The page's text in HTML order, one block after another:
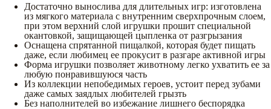
Достаточно вынослива для длительных игр: изготовлена
из мягкого материала с внутренним сверхпрочным слоем,
при этом верхний слой игрушки прошит специальной
окантовкой, защищающей цыпленка от разгрызания
Оснащена спрятанной пищалкой, которая будет пищать
даже, если любимец ее прокусит в разгаре активной игры
Форма игрушки позволяет животному легко ухватить ее за
любую понравившуюся часть
Из коллекции непобедимых героев, устоит перед зубами
даже самых заядлых любителей грызть
Без наполнителей во избежание лишнего беспорядка